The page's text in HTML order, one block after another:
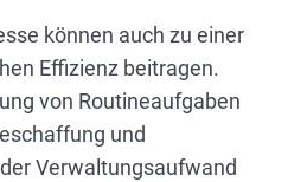
können auch zu einer
Effizienz beitragen.
von Routineaufgaben
und
Verwaltungsaufwand